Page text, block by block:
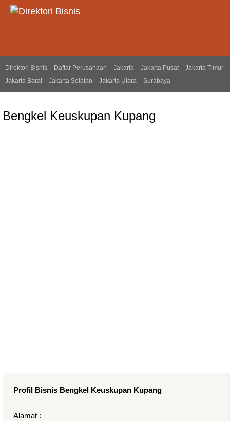
Direktori Bisnis Daftar Perusahaan Jakarta Jakarta Pusat
Jakarta Timur
Jakarta Barat
Jakarta Selatan Jakarta Utara Surabaya
Bengkel Keuskupan Kupang
Profil Bisnis Bengkel Keuskupan Kupang
Alamat :